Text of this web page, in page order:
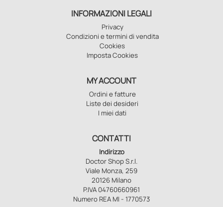
INFORMAZIONI LEGALI
Privacy
Condizioni e termini di vendita
Cookies
Imposta Cookies
MY ACCOUNT
Ordini e fatture
Liste dei desideri
I miei dati
CONTATTI
Indirizzo
Doctor Shop S.r.l.
Viale Monza, 259
20126 Milano
P.IVA 04760660961
Numero REA MI - 1770573